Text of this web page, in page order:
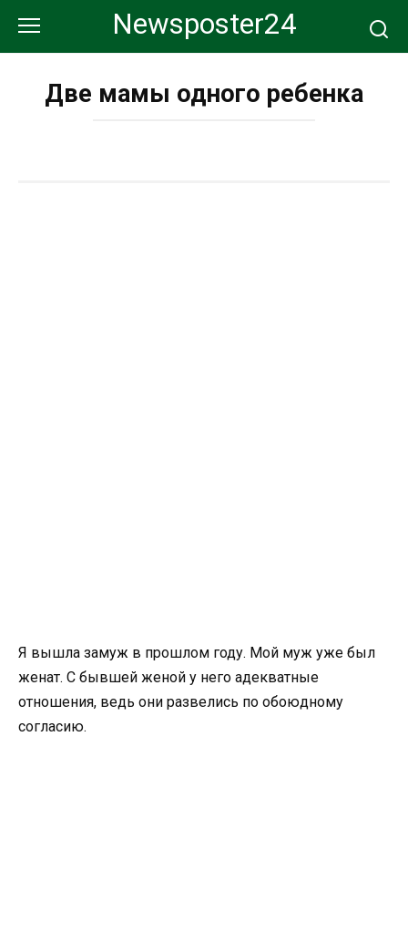
контенту
Newsposter24
Две мамы одного ребенка
Я вышла замуж в прошлом году. Мой муж уже был
женат. С бывшей женой у него адекватные
отношения, ведь они развелись по обоюдному
согласию.